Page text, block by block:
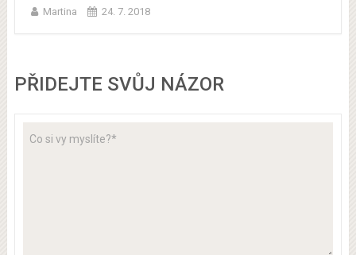
Martina 24. 7. 2018
PŘIDEJTE SVŮJ NÁZOR